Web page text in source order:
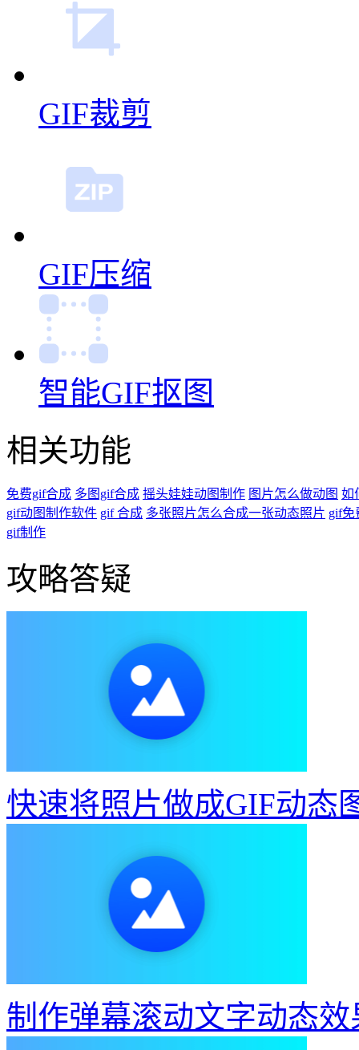
GIF裁剪
GIF压缩
智能GIF抠图
相关功能
免费gif合成 多图gif合成 摇头娃娃动图制作 图片怎么做动图 如
gif动图制作软件 gif 合成 多张照片怎么合成一张动态照片 gif免
gif制作
攻略答疑
快速将照片做成GIF动态
制作弹幕滚动文字动态效